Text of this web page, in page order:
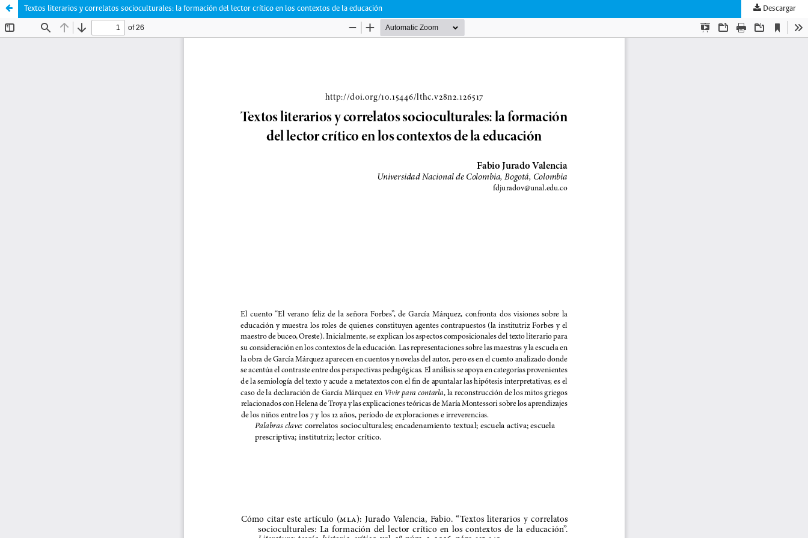
Textos literarios y correlatos socioculturales: la formación del lector crítico en los contextos de la educación Descargar